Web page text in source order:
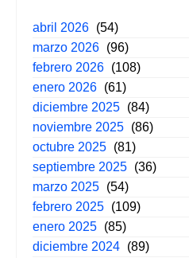
abril 2026 (54)
marzo 2026 (96)
febrero 2026 (108)
enero 2026 (61)
diciembre 2025 (84)
noviembre 2025 (86)
octubre 2025 (81)
septiembre 2025 (36)
marzo 2025 (54)
febrero 2025 (109)
enero 2025 (85)
diciembre 2024 (89)